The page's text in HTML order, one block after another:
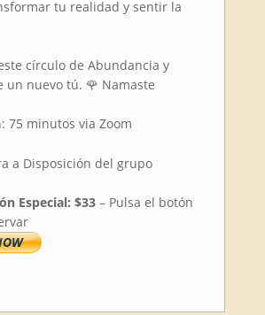
tu realidad y sentir la
círculo de Abundancia y
un nuevo tú. 🌹 Namaste
75 minutos via Zoom
a Disposición del grupo
Especial: $33– Pulsa el botón